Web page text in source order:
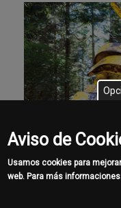
Aviso de
Usamos cookies para
web. Para más